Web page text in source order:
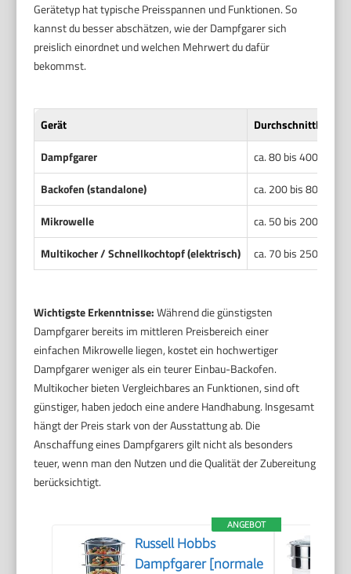
Gerätetyp hat typische Preisspannen und Funktionen. So
kannst du besser abschätzen, wie der Dampfgarer sich
preislich einordnet und welchen Mehrwert du dafür
bekommst.
Gerät
Durchschnittlicher
Dampfgarer
ca. 80 bis 400 Euro
Backofen (standalone)
ca. 200 bis 800 Euro
Mikrowelle
ca. 50 bis 200 Euro
Multikocher / Schnellkochtopf (elektrisch)
ca. 70 bis 250 Euro
Wichtigste Erkenntnisse:Während die günstigsten
Dampfgarer bereits im mittleren Preisbereich einer
einfachen Mikrowelle liegen, kostet ein hochwertiger
Dampfgarer weniger als ein teurer Einbau-Backofen.
Multikocher bieten Vergleichbares an Funktionen, sind oft
günstiger, haben jedoch eine andere Handhabung. Insgesamt
hängt der Preis stark von der Ausstattung ab. Die
Anschaffung eines Dampfgarers gilt nicht als besonders
teuer, wenn man den Nutzen und die Qualität der Zubereitung
berücksichtigt.
ANGEBOT
Russell Hobbs
Dampfgarer [normale